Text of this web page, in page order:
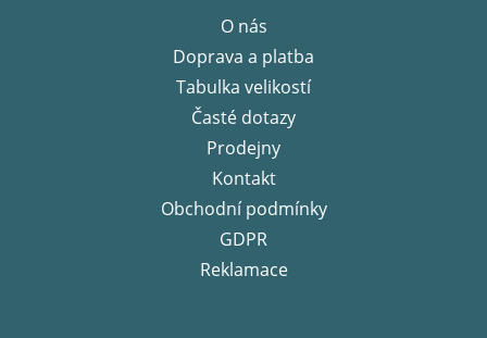
O nás
Doprava a platba
Tabulka velikostí
Časté dotazy
Prodejny
Kontakt
Obchodní podmínky
GDPR
Reklamace